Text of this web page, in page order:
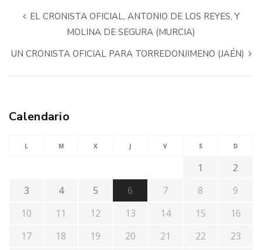
EL CRONISTA OFICIAL, ANTONIO DE LOS REYES, Y
MOLINA DE SEGURA (MURCIA)
UN CRONISTA OFICIAL PARA TORREDONJIMENO (JAÉN)
Calendario
L M X J V S D
1
2
3
4 5 6 7 8
9
10
11 12 13 14 15
16
17
18 19 20 21 22 23